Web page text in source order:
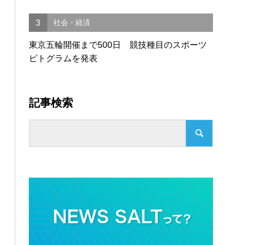
3 社会・経済
東京五輪開催まで500日 競技種目のスポーツ
ピトグラムを発表
記事検索